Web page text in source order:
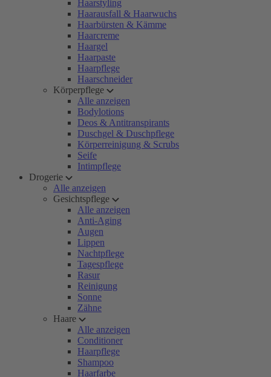
Haarstyling
Haarausfall & Haarwuchs
Haarbürsten & Kämme
Haarcreme
Haargel
Haarpaste
Haarpflege
Haarschneider
Körperpflege
Alle anzeigen
Bodylotions
Deos & Antitranspirants
Duschgel & Duschpflege
Körperreinigung & Scrubs
Seife
Intimpflege
Drogerie
Alle anzeigen
Gesichtspflege
Alle anzeigen
Anti-Aging
Augen
Lippen
Nachtpflege
Tagespflege
Rasur
Reinigung
Sonne
Zähne
Haare
Alle anzeigen
Conditioner
Haarpflege
Shampoo
Haarfarbe